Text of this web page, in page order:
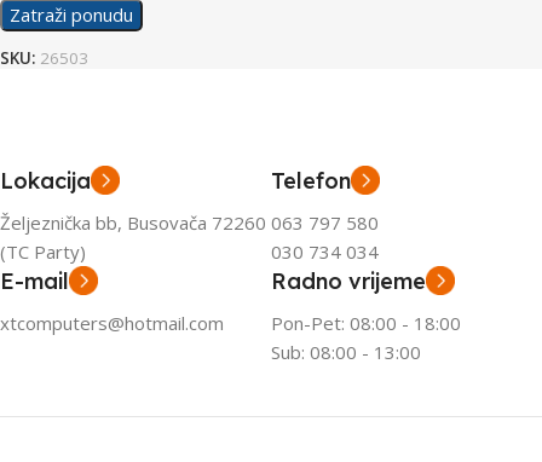
Zatraži ponudu
SKU: 26503
Lokacija
Željeznička bb, Busovača 72260
(TC Party)
Telefon
063 797 580
030 734 034
E-mail
xtcomputers@hotmail.com
Radno vrijeme
Pon-Pet: 08:00 - 18:00
Sub: 08:00 - 13:00